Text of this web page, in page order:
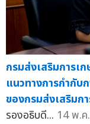
กรมส่งเสริมการเ
แนวทางการกำกับ
ของกรมส่งเสริมก
รองอธิบดี... 14 พ.ค.